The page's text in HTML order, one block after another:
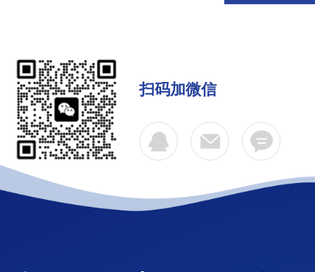
扫码加微信